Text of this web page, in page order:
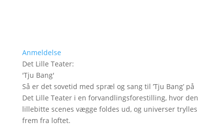
Anmeldelse
Det Lille Teater:
'Tju Bang'
Så er det sovetid med spræl og sang til ’Tju Bang’ på
Det Lille Teater i en forvandlingsforestilling, hvor den
lillebitte scenes vægge foldes ud, og universer trylles
frem fra loftet.